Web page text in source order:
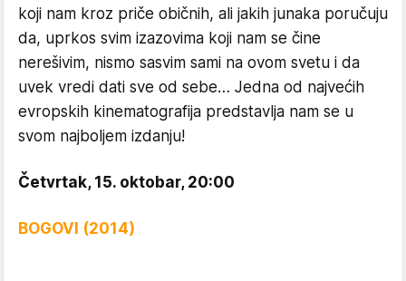
koji nam kroz priče običnih, ali jakih junaka poručuju
da, uprkos svim izazovima koji nam se čine
nerešivim, nismo sasvim sami na ovom svetu i da
uvek vredi dati sve od sebe… Jedna od najvećih
evropskih kinematografija predstavlja nam se u
svom najboljem izdanju!
Četvrtak, 15. oktobar, 20:00
BOGOVI (2014)